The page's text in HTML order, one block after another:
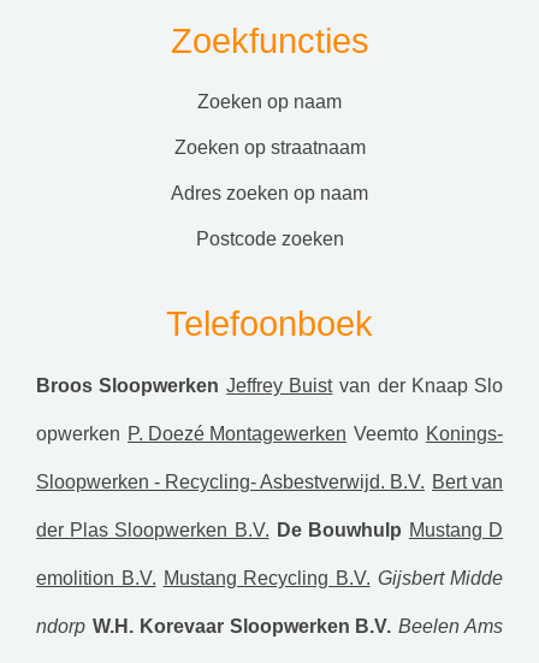
Zoekfuncties
zoeken op naam
zoeken op straatnaam
adres zoeken op naam
postcode zoeken
Telefoonboek
Broos Sloopwerken Jeffrey Buist van der Knaap Slo
opwerken P. Doezé Montagewerken Veemto Konings-
Sloopwerken - Recycling- Asbestverwijd. B.V. Bert van
der Plas Sloopwerken B.V. De Bouwhulp Mustang D
emolition B.V. Mustang Recycling B.V. Gijsbert Midde
ndorp W.H. Korevaar Sloopwerken B.V. Beelen Ams